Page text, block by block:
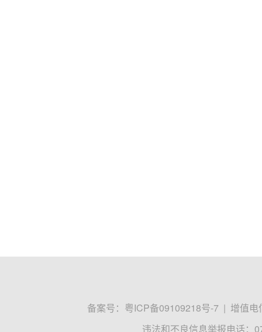
备案号： 粤ICP备09109218号-7 | 增值电
违法和不良信息举报电话：